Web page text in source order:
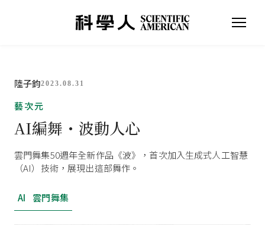
陸子鈞2023.08.31
藝次元
AI編舞・波動人心
雲門舞集50週年全新作品《波》，首次加入生成式人工智慧
（AI）技術，展現出這部舞作。
AI 雲門舞集